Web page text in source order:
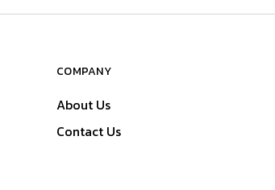
COMPANY
About Us
Contact Us